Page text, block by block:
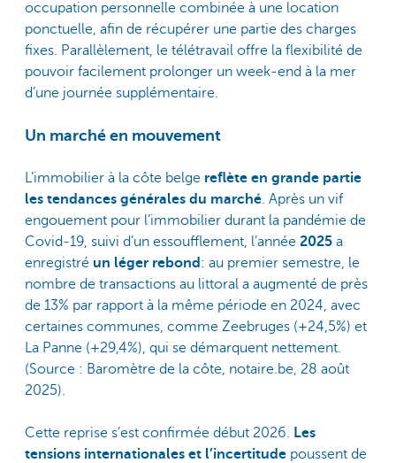
occupation personnelle combinée à une location
ponctuelle, afin de récupérer une partie des charges
fixes. Parallèlement, le télétravail offre la flexibilité de
pouvoir facilement prolonger un week-end à la mer
d’une journée supplémentaire.
Un marché en mouvement
L’immobilier à la côte belge reflète en grande partie
les tendances générales du marché . Après un vif
engouement pour l’immobilier durant la pandémie de
Covid-19, suivi d’un essoufflement, l’année 2025 a
enregistré un léger rebond : au premier semestre, le
nombre de transactions au littoral a augmenté de près
de 13% par rapport à la même période en 2024, avec
certaines communes, comme Zeebruges (+24,5%) et
La Panne (+29,4%), qui se démarquent nettement.
(Source : Baromètre de la côte, notaire.be, 28 août
2025).
Cette reprise s’est confirmée début 2026.
Les
tensions internationales et l’incertitude poussent de